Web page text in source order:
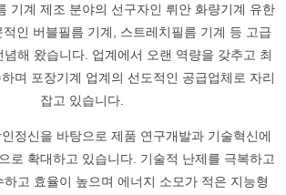
기계 제조 분야의 선구자인 뤼안 화량기계 유한
인 버블필름 기계, 스트레치필름 기계 등 고급
념해 왔습니다. 업계에서 오랜 역량을 갖추고 최
며 포장기계 업계의 선도적인 공급업체로 자리
잡고 있습니다.
정신을 바탕으로 제품 연구개발과 기술혁신에
로 확대하고 있습니다. 기술적 난제를 극복하고
고 효율이 높으며 에너지 소모가 적은 지능형